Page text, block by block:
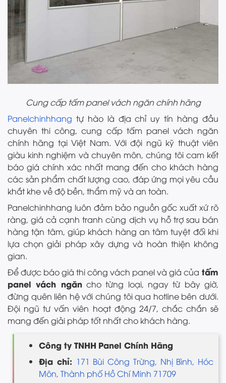
Cung cấp tấm panel vách ngăn chính hãng
Panelchinhhang tự hào là địa chỉ uy tín hàng đầu
chuyên thi công, cung cấp tấm panel vách ngăn
chính hãng tại Việt Nam. Với đội ngũ kỹ thuật viên
giàu kinh nghiệm và chuyên môn, chúng tôi cam kết
báo giá chính xác nhất mang đến cho khách hàng
các sản phẩm chất lượng cao, đáp ứng mọi yêu cầu
khắt khe về độ bền, thẩm mỹ và an toàn.
Panelchinhhang luôn đảm bảo nguồn gốc xuất xứ rõ
ràng, giá cả cạnh tranh cùng dịch vụ hỗ trợ sau bán
hàng tận tâm, giúp khách hàng an tâm tuyệt đối khi
lựa chọn giải pháp xây dựng và hoàn thiện không
gian.
Để được báo giá thi công vách panel và giá của tấm
panel vách ngăncho từng loại, ngay từ bây giờ,
đừng quên liên hệ với chúng tôi qua hotline bên dưới.
Đội ngũ tư vấn viên hoạt động 24/7, chắc chắn sẽ
mang đến giải pháp tốt nhất cho khách hàng.
Công ty TNHH Panel Chính Hãng
Địa chỉ: 171 Bùi Công Trừng, Nhị Bình, Hóc
Môn, Thành phố Hồ Chí Minh 71709